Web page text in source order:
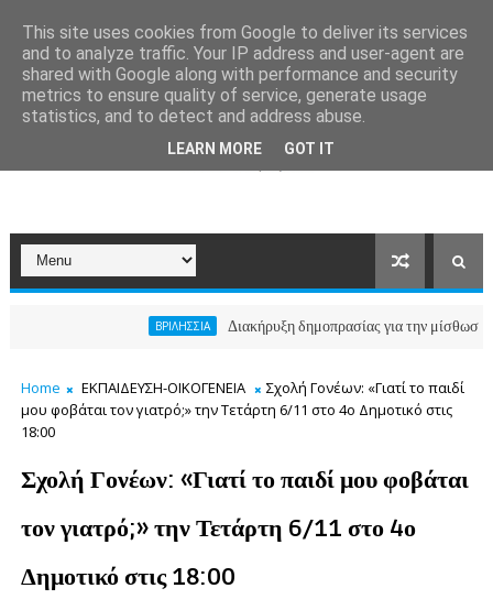
Διακήρυξη δημοπρασίας για την μίσθωση
Home ΕΚΠΑΙΔΕΥΣΗ-ΟΙΚΟΓΕΝΕΙΑ
Σχολή Γονέων: «Γιατί το παιδί
μου φοβάται τον γιατρό;» την Τετάρτη 6/11 στο 4ο Δημοτικό στις
18:00
Σχολή Γονέων: «Γιατί το παιδί μου φοβάται
τον γιατρό;» την Τετάρτη 6/11 στο 4ο
Δημοτικό στις 18:00
This site uses cookies from Google to deliver its services
and to analyze traffic. Your IP address and user-agent are
shared with Google along with performance and security
metrics to ensure quality of service, generate usage
statistics, and to detect and address abuse.
LEARN MORE GOT IT